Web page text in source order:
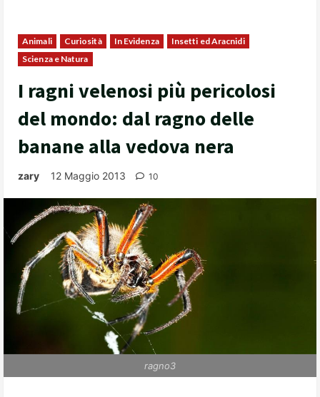
Animali Curiosità In Evidenza
Insetti ed Aracnidi
Scienza e Natura
I ragni velenosi più pericolosi
del mondo: dal ragno delle
banane alla vedova nera
zary 12 Maggio 2013 10
ragno3